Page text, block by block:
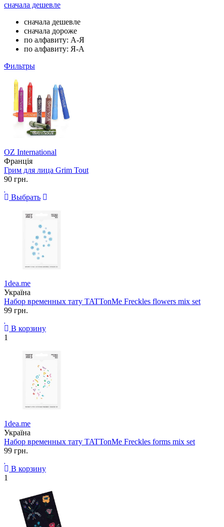
сначала дешевле
сначала дешевле
сначала дороже
по алфавиту: А-Я
по алфавиту: Я-А
Фильтры
OZ International
Франція
Грим для лица Grim Tout
90 грн.
Выбрать
1dea.me
Україна
Набор временных тату TATTonMe Freckles flowers mix set
99 грн.
В корзину
1
1dea.me
Україна
Набор временных тату TATTonMe Freckles forms mix set
99 грн.
В корзину
1